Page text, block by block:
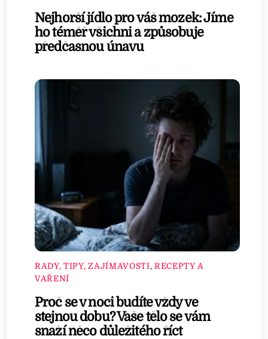
Nejhorší jídlo pro váš mozek: Jíme
ho téměř všichni a způsobuje
předčasnou únavu
RADY, TIPY, ZAJÍMAVOSTI, RECEPTY A
VAŘENÍ
Proč se v noci budíte vždy ve
stejnou dobu? Vaše tělo se vám
snaží něco důležitého říct